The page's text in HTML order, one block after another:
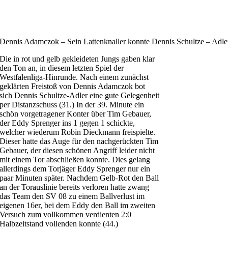
Dennis Adamczok – Sein Lattenknaller konnte Dennis Schultze –
Die in rot und gelb gekleideten Jungs gaben klar
den Ton an, in diesem letzten Spiel der
Westfalenliga-Hinrunde. Nach einem zunächst
geklärten Freistoß von Dennis Adamczok bot
sich Dennis Schultze-Adler eine gute Gelegenheit
per Distanzschuss (31.) In der 39. Minute ein
schön vorgetragener Konter über Tim Gebauer,
der Eddy Sprenger ins 1 gegen 1 schickte,
welcher wiederum Robin Dieckmann freispielte.
Dieser hatte das Auge für den nachgerückten Tim
Gebauer, der diesen schönen Angriff leider nicht
mit einem Tor abschließen konnte. Dies gelang
allerdings dem Torjäger Eddy Sprenger nur ein
paar Minuten später. Nachdem Gelb-Rot den Ball
an der Torauslinie bereits verloren hatte zwang
das Team den SV 08 zu einem Ballverlust im
eigenen 16er, bei dem Eddy den Ball im zweiten
Versuch zum vollkommen verdienten 2:0
Halbzeitstand vollenden konnte (44.)